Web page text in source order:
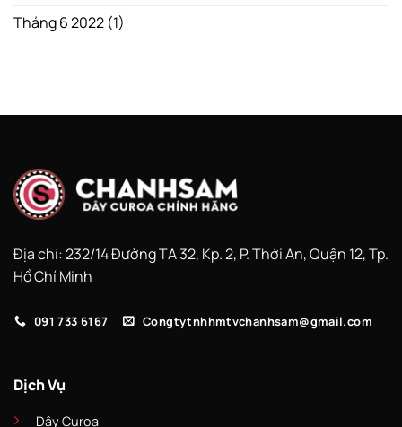
Tháng 6 2022 (1)
Địa chỉ: 232/14 Đường TA 32, Kp. 2, P. Thới An, Quận 12, Tp.
Hồ Chí Minh
091 733 6167 Congtytnhhmtvchanhsam@gmail.com
Dịch Vụ
Dây Curoa